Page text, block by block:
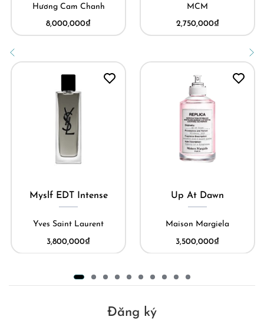
Hương Cam Chanh
8,000,000₫
Myslf EDT Intense
Yves Saint Laurent
3,800,000₫
MCM
2,750,000₫
Up At Dawn
Maison Margiela
3,500,000₫
Đăng ký